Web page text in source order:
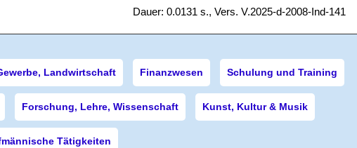
Dauer: 0.0131 s., Vers. V.2025-d-2008-Ind-141
Landwirtschaft Finanzwesen Schulung und Training
Forschung, Lehre, Wissenschaft Kunst, Kultur & Musik
Tätigkeiten